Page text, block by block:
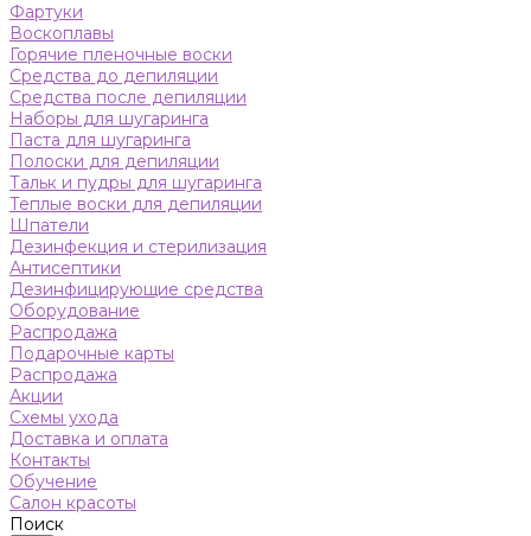
Фартуки
Воскоплавы
Горячие пленочные воски
Средства до депиляции
Средства после депиляции
Наборы для шугаринга
Паста для шугаринга
Полоски для депиляции
Тальк и пудры для шугаринга
Теплые воски для депиляции
Шпатели
Дезинфекция и стерилизация
Антисептики
Дезинфицирующие средства
Оборудование
Распродажа
Подарочные карты
Распродажа
Акции
Схемы ухода
Доставка и оплата
Контакты
Обучение
Салон красоты
Поиск